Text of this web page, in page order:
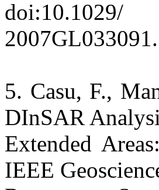
doi:10.1029/
2007GL033091.
5. Casu, F.,
DInSAR
Extended
IEEE